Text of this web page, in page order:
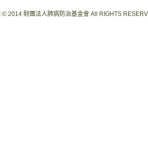
© 2014 財團法人肺病防治基金會 All RIGHTS